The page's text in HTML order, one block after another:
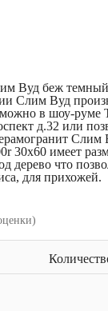
Вуд беж темный
Слим Вуд
в шоу-руме
д.32 или
30x60 имеет
дерево что
для прихожей.